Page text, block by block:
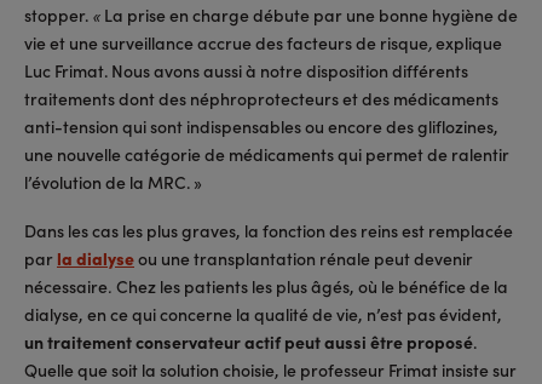
stopper. « La prise en charge débute par une bonne hygiène de
vie et une surveillance accrue des facteurs de risque,explique
Luc Frimat. Nous avons aussi à notre disposition différents
traitements dont des néphroprotecteurs et des médicaments
anti-tension qui sont indispensables ou encore des gliflozines,
une nouvelle catégorie de médicaments qui permet de ralentir
l’évolution de la MRC. »
Dans les cas les plus graves, la fonction des reins est remplacée
par la dialyseou une transplantation rénale peut devenir
nécessaire. Chez les patients les plus âgés, où le bénéfice de la
dialyse, en ce qui concerne la qualité de vie, n’est pas évident,
un traitement conservateur actif peut aussi être proposé.
Quelle que soit la solution choisie, le professeur Frimat insiste sur